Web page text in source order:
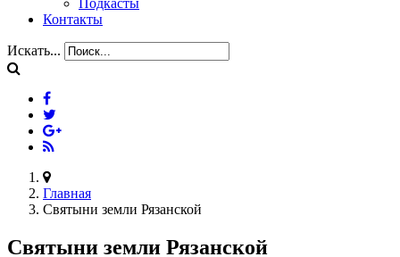
Подкасты
Контакты
Искать...
Главная
Святыни земли Рязанской
Святыни земли Рязанской